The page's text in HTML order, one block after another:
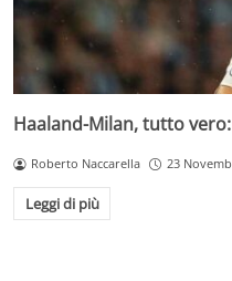
Haaland-Milan, tutto
Roberto Naccarella 23
Leggi di più